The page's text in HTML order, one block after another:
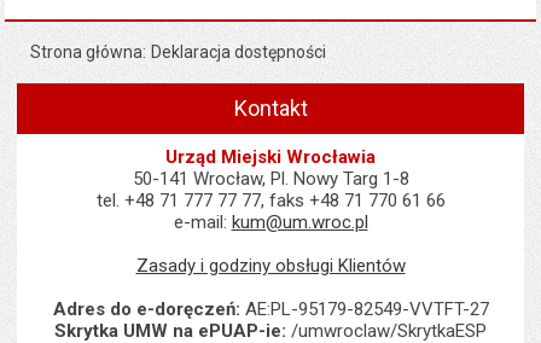
Strona główna Deklaracja dostępności
Kontakt
Urząd Miejski Wrocławia
50-141 Wrocław, Pl. Nowy Targ 1-8
tel. +48 71 777 77 77, faks +48 71 770 61 66
e-mail: kum@um.wroc.pl
Zasady i godziny obsługi Klientów
Adres do e-doręczeń: AE:PL-95179-82549-VVTFT-27
Skrytka UMW na ePUAP-ie: /umwroclaw/SkrytkaESP